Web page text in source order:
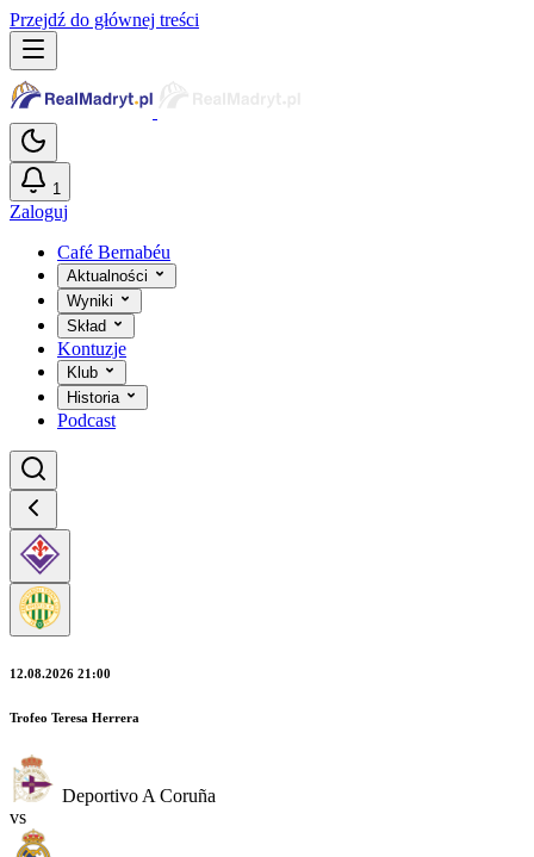
Przejdź do głównej treści
1
Zaloguj
Café Bernabéu
Aktualności
Wyniki
Skład
Kontuzje
Klub
Historia
Podcast
12.08.2026 21:00
Trofeo Teresa Herrera
Deportivo A Coruña
vs